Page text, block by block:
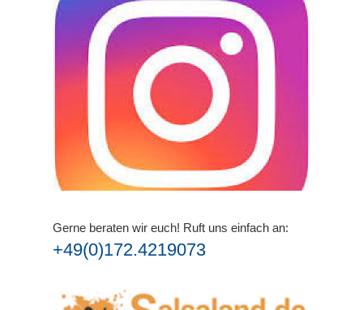
Gerne beraten wir euch! Ruft uns einfach an:
+49(0)172.4219073